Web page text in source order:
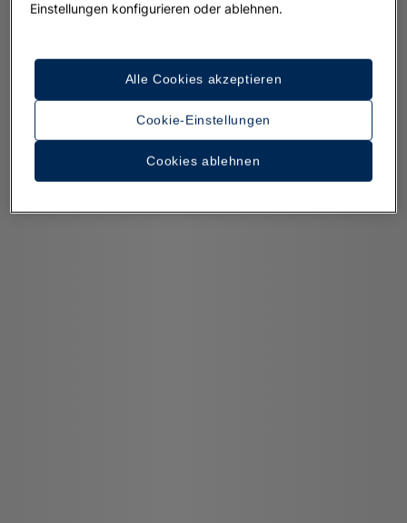
Einstellungen konfigurieren oder ablehnen.
Cookie-Einstellungen
Cookies ablehnen
Alle Cookies akzeptieren